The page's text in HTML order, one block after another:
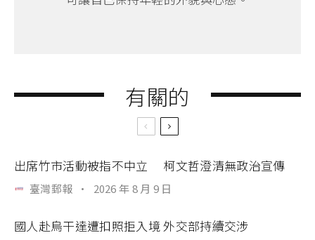
有關的
出席竹市活動被指不中立 柯文哲澄清無政治宣傳
臺灣郵報 · 2026 年 8 月 9 日
國人赴烏干達遭扣照拒入境 外交部持續交涉